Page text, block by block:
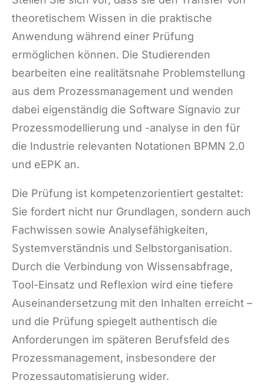
theoretischem Wissen in die praktische
Anwendung während einer Prüfung
ermöglichen können. Die Studierenden
bearbeiten eine realitätsnahe Problemstellung
aus dem Prozessmanagement und wenden
dabei eigenständig die Software Signavio zur
Prozessmodellierung und -analyse in den für
die Industrie relevanten Notationen BPMN 2.0
und eEPK an.
Die Prüfung ist kompetenzorientiert gestaltet:
Sie fordert nicht nur Grundlagen, sondern auch
Fachwissen sowie Analysefähigkeiten,
Systemverständnis und Selbstorganisation.
Durch die Verbindung von Wissensabfrage,
Tool-Einsatz und Reflexion wird eine tiefere
Auseinandersetzung mit den Inhalten erreicht –
und die Prüfung spiegelt authentisch die
Anforderungen im späteren Berufsfeld des
Prozessmanagement, insbesondere der
Prozessautomatisierung wider.